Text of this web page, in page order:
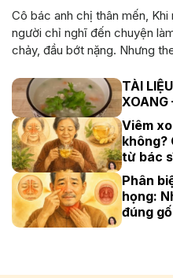
Cô bác anh chị thân mến,
người chỉ nghĩ đến chuyện
chảy, đầu bớt nặng. Nhưng
TÀI
XOANG
Viêm
không?
từ bác
Phân
họng:
đúng